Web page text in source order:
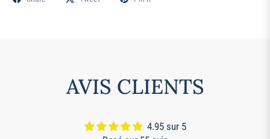
AVIS CLIENTS
4.95 sur 5